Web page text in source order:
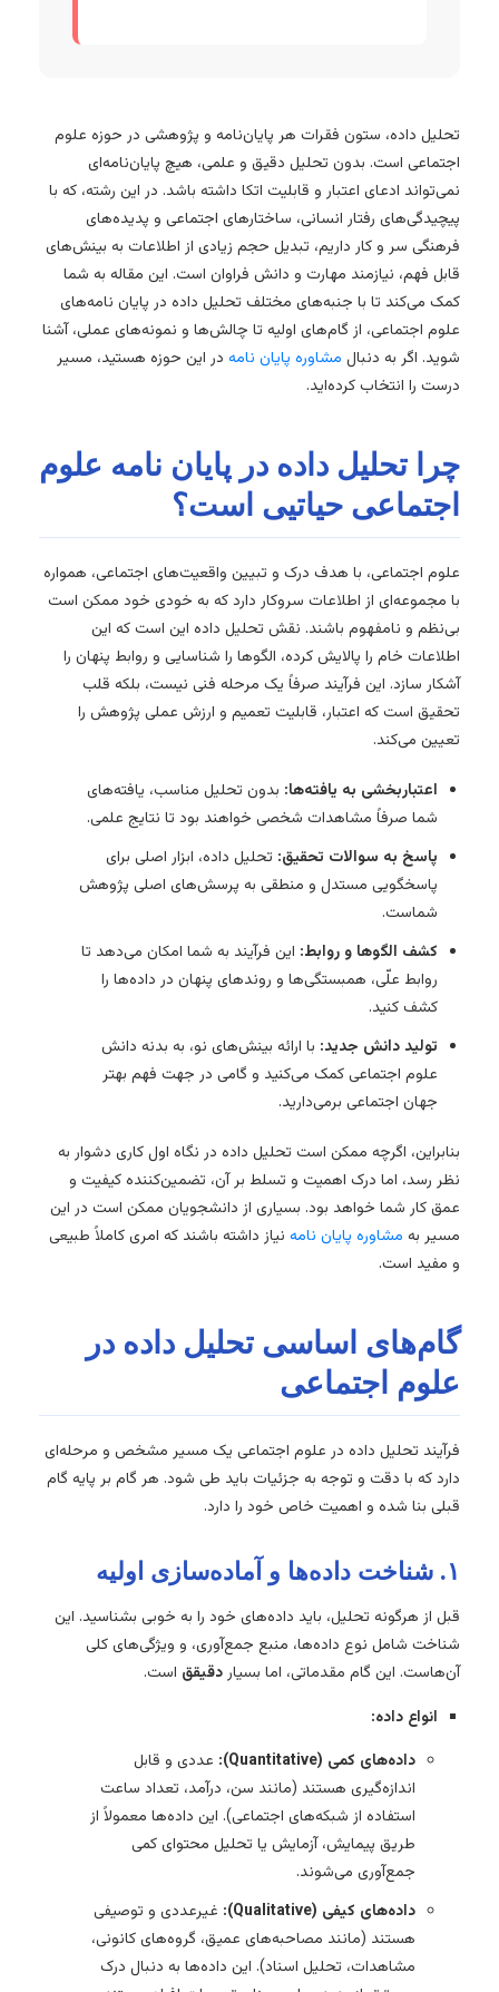
تحلیل داده، ستون فقرات هر پایان‌نامه و پژوهشی در حوزه علوم
اجتماعی است. بدون تحلیل دقیق و علمی، هیچ پایان‌نامه‌ای
نمی‌تواند ادعای اعتبار و قابلیت اتکا داشته باشد. در این رشته، که با
پیچیدگی‌های رفتار انسانی، ساختارهای اجتماعی و پدیده‌های
فرهنگی سر و کار داریم، تبدیل حجم زیادی از اطلاعات به بینش‌های
قابل فهم، نیازمند مهارت و دانش فراوان است. این مقاله به شما
کمک می‌کند تا با جنبه‌های مختلف تحلیل داده در پایان نامه‌های
علوم اجتماعی، از گام‌های اولیه تا چالش‌ها و نمونه‌های عملی، آشنا
شوید. اگر به دنبال مشاوره پایان نامه در این حوزه هستید، مسیر
درست را انتخاب کرده‌اید.
چرا تحلیل داده در پایان نامه علوم
اجتماعی حیاتیی است؟
علوم اجتماعی، با هدف درک و تبیین واقعیت‌های اجتماعی، همواره
با مجموعه‌ای از اطلاعات سروکار دارد که به خودی خود ممکن است
بی‌نظم و نامفهوم باشند. نقش تحلیل داده این است که این
اطلاعات خام را پالایش کرده، الگوها را شناسایی و روابط پنهان را
آشکار سازد. این فرآیند صرفاً یک مرحله فنی نیست، بلکه قلب
تحقیق است که اعتبار، قابلیت تعمیم و ارزش عملی پژوهش را
تعیین می‌کند.
اعتباربخشی به یافته‌ها: بدون تحلیل مناسب، یافته‌های
شما صرفاً مشاهدات شخصی خواهند بود تا نتایج علمی.
پاسخ به سوالات تحقیق: تحلیل داده، ابزار اصلی برای
پاسخگویی مستدل و منطقی به پرسش‌های اصلی پژوهش
شماست.
کشف الگوها و روابط: این فرآیند به شما امکان می‌دهد تا
روابط علّی، همبستگی‌ها و روندهای پنهان در داده‌ها را
کشف کنید.
تولید دانش جدید: با ارائه بینش‌های نو، به بدنه دانش
علوم اجتماعی کمک می‌کنید و گامی در جهت فهم بهتر
جهان اجتماعی برمی‌دارید.
بنابراین، اگرچه ممکن است تحلیل داده در نگاه اول کاری دشوار به
نظر رسد، اما درک اهمیت و تسلط بر آن، تضمین‌کننده کیفیت و
عمق کار شما خواهد بود. بسیاری از دانشجویان ممکن است در این
مسیر به مشاوره پایان نامه نیاز داشته باشند که امری کاملاً طبیعی
و مفید است.
گام‌های اساسی تحلیل داده در
علوم اجتماعی
فرآیند تحلیل داده در علوم اجتماعی یک مسیر مشخص و مرحله‌ای
دارد که با دقت و توجه به جزئیات باید طی شود. هر گام بر پایه گام
قبلی بنا شده و اهمیت خاص خود را دارد.
۱. شناخت داده‌ها و آماده‌سازی اولیه
قبل از هرگونه تحلیل، باید داده‌های خود را به خوبی بشناسید. این
شناخت شامل نوع داده‌ها، منبع جمع‌آوری، و ویژگی‌های کلی
آن‌هاست. این گام مقدماتی، اما بسیاردقیقق است.
انواع داده:
داده‌های کمی (Quantitative):
عددی و قابل
اندازه‌گیری هستند (مانند سن، درآمد، تعداد ساعت
استفاده از شبکه‌های اجتماعی). این داده‌ها معمولاً از
طریق پیمایش، آزمایش یا تحلیل محتوای کمی
جمع‌آوری می‌شوند.
داده‌های کیفی (Qualitative):
غیرعددی و توصیفی
هستند (مانند مصاحبه‌های عمیق، گروه‌های کانونی،
مشاهدات، تحلیل اسناد). این داده‌ها به دنبال درک